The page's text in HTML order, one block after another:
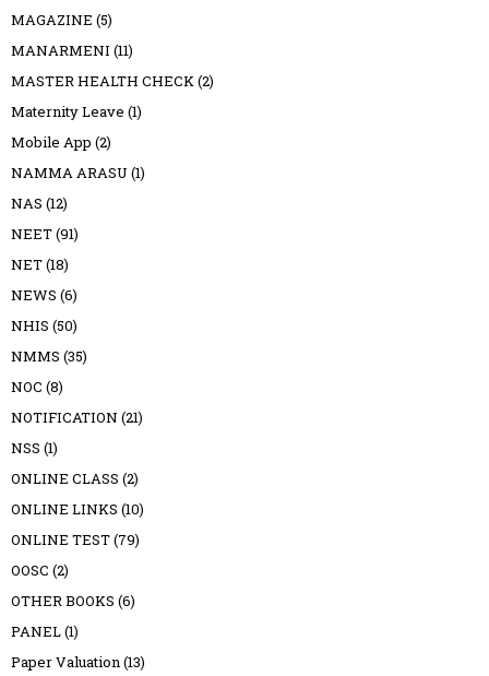
MAGAZINE (5)
MANARMENI (11)
MASTER HEALTH CHECK(2)
Maternity Leave (1)
Mobile App (2)
NAMMA ARASU (1)
NAS (12)
NEET(91)
NET(18)
NEWS (6)
NHIS (50)
NMMS (35)
NOC (8)
NOTIFICATION (21)
NSS (1)
ONLINE CLASS (2)
ONLINE LINKS (10)
ONLINE TEST(79)
OOSC (2)
OTHER BOOKS (6)
PANEL(1)
Paper Valuation(13)